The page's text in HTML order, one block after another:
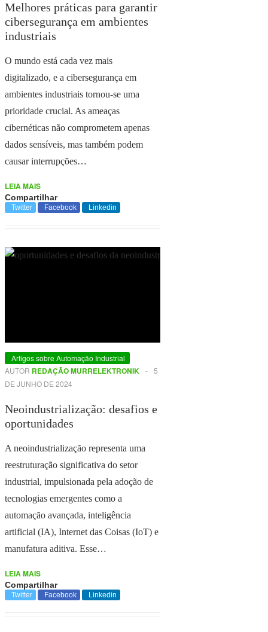
Melhores práticas para garantir
cibersegurança em ambientes
industriais
O mundo está cada vez mais
digitalizado, e a cibersegurança em
ambientes industriais tornou-se uma
prioridade crucial. As ameaças
cibernéticas não comprometem apenas
dados sensíveis, mas também podem
causar interrupções…
LEIA MAIS
Compartilhar
Twitter Facebook Linkedin
Artigos sobre Automação Industrial
AUTOR REDAÇÃO MURRELEKTRONIK - 5
DE JUNHO DE 2024
Neoindustrialização: desafios e
oportunidades
A neoindustrialização representa uma
reestruturação significativa do setor
industrial, impulsionada pela adoção de
tecnologias emergentes como a
automação avançada, inteligência
artificial (IA), Internet das Coisas (IoT) e
manufatura aditiva. Esse…
LEIA MAIS
Compartilhar
Twitter Facebook Linkedin